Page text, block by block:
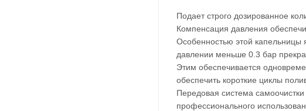
Подает строго дозированное
Компенсация давления
Особенностью этой капельницы
давлении меньше 0.3 бар
Этим обеспечивается
обеспечить короткие циклы
Передовая система
профессионального